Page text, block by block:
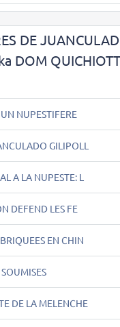
DE
DOM
NUPESTIFERE
GILIPOLL
A LA NUPESTE: L
DEFEND LES FE
EN CHIN
DE LA MELENCHE